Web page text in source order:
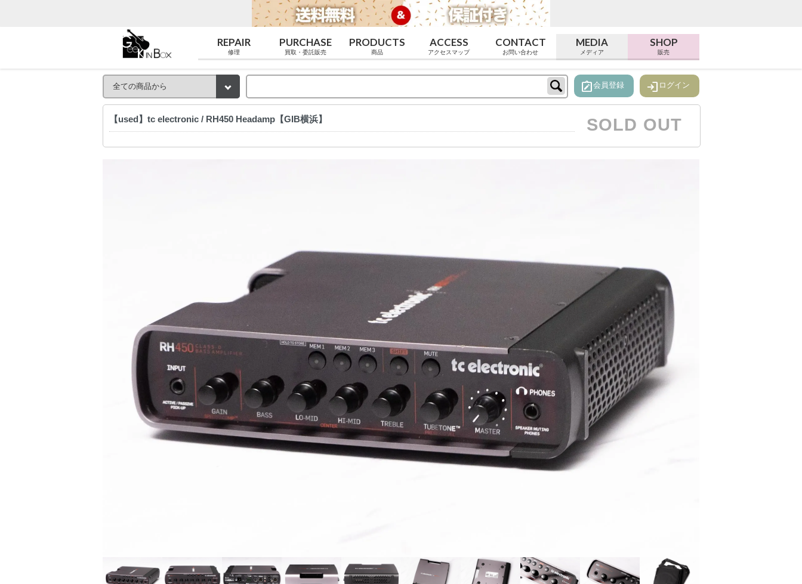
REPAIR
修理
PURCHASE
買取・委託販売
PRODUCTS
商品
ACCESS
アクセスマップ
CONTACT
お問い合わせ
MEDIA
メディア
SHOP
販売
note_alt会員登録 login ログイン
【used】tc electronic / RH450 Headamp【GIB横浜】 SOLD OUT